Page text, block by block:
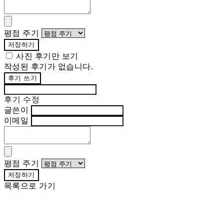
평점 주기
저장하기
사진 후기만 보기
작성된 후기가 없습니다.
후기 쓰기
후기 수정
글쓴이
이메일
평점 주기
저장하기
목록으로 가기